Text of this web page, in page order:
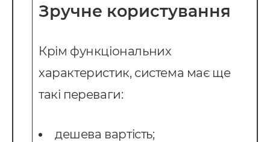
Послуги
розробка CRM
Система управління
Зручне користування
Крім функціональних
характеристик, система має ще
такі переваги:
дешева вартість;